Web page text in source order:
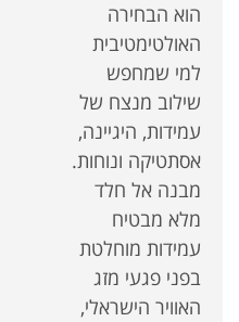
הוא הבחירה
האולטימטיבית
למי שמחפש
שילוב מנצח של
עמידות, היגיינה,
אסתטיקה ונוחות.
מבנה אל חלד
מלא מבטיח
עמידות מוחלטת
בפני פגעי מזג
האוויר הישראלי,